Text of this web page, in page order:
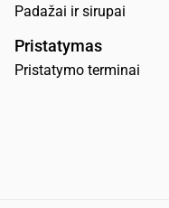
Padažai ir sirupai
Pristatymas
Pristatymo terminai